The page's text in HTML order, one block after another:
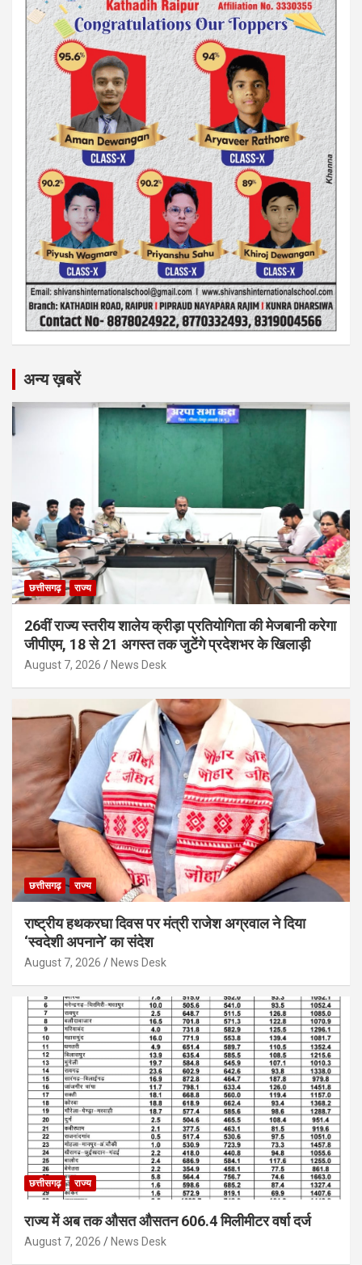
अन्य ख़बरें
छत्तीसगढ़ राज्य
26वीं राज्य स्तरीय शालेय क्रीड़ा प्रतियोगिता की मेजबानी करेगा
जीपीएम, 18 से 21 अगस्त तक जुटेंगे प्रदेशभर के खिलाड़ी
August 7, 2026 News Desk
छत्तीसगढ़ राज्य
राष्ट्रीय हथकरघा दिवस पर मंत्री राजेश अग्रवाल ने दिया
‘स्वदेशी अपनाने’ का संदेश
August 7, 2026 News Desk
छत्तीसगढ़ राज्य
राज्य में अब तक औसत औसतन 606.4 मिलीमीटर वर्षा दर्ज
August 7, 2026 News Desk